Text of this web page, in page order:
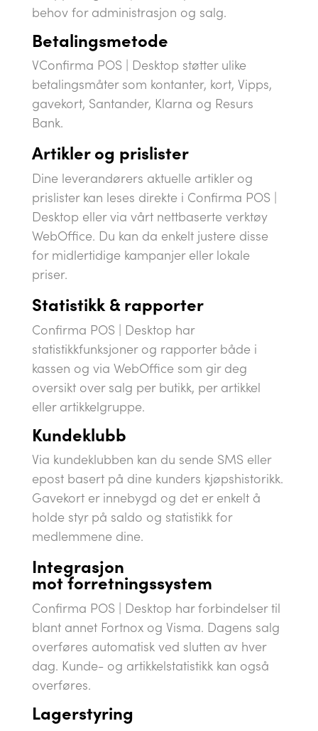
behov for administrasjon og salg.
Betalingsmetode
VConfirma POS | Desktop støtter ulike
betalingsmåter som kontanter, kort, Vipps,
gavekort, Santander, Klarna og Resurs
Bank.
Artikler og prislister
Dine leverandørers aktuelle artikler og
prislister kan leses direkte i Confirma POS |
Desktop eller via vårt nettbaserte verktøy
WebOffice. Du kan da enkelt justere disse
for midlertidige kampanjer eller lokale
priser.
Statistikk& rapporter
Confirma POS | Desktop har
statistikkfunksjoner og rapporter både i
kassen og via WebOffice som gir deg
oversikt over salg per butikk, per artikkel
eller artikkelgruppe.
Kundeklubb
Via kundeklubben kan du sende SMS eller
epost basert på dine kunders kjøpshistorikk.
Gavekort er innebygd og det er enkelt å
holde styr på saldo og statistikk for
medlemmene dine.
Integrasjon
motforretningssystem
Confirma POS | Desktop har forbindelser til
blant annet Fortnox og Visma. Dagens salg
overføres automatisk ved slutten av hver
dag. Kunde- og artikkelstatistikk kan også
overføres.
Lagerstyring